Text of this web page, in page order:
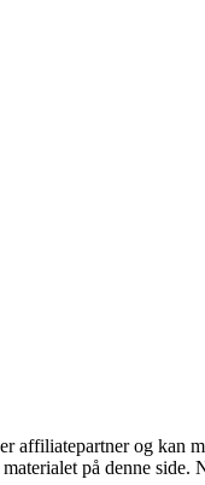
affiliatepartner og kan
på denne